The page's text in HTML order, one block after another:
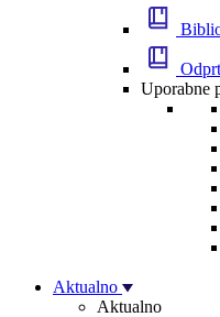
Uporabne
Aktualno
Aktualno